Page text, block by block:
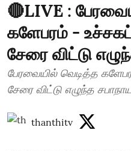
🔴LIVE :
களேபரம் -
சேரை விட்டு
பேரவையில் வெடித்த
சேரை விட்டு எழுந்த
thanthitv